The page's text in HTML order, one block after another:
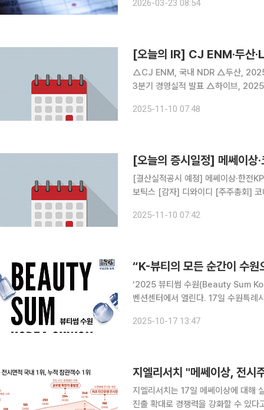
오로스테크놀로지, 링크제니시스, 한
2026-03-23 08:54
[오늘의 IR] CJ ENM·두산
△CJ ENM, 국내 NDR △두산,
3분기 경영실적 발표 △하이브,
△씨앤씨인터내셔널, 2025년 3분기
2025-11-10 07:48
[오늘의 증시일정] 메쎄이상
[결산실적공시 예정] 메쎄이상·한전
보틱스 [감자] 디와이디 [주주총회] 코
2025-11-10 07:42
“K-뷰티의 모든 순간이 수
‘2025 뷰티썸 수원(Beauty Sum
벤션센터에서 열린다. 17일 수원특례시에 따르면 올해 박람회는 ‘모든 순간의 아름다움을 더하다’를
원시가 주최하고 수원시·수원컨벤션센
2025-10-17 13:47
지엘리서치는 17일 메쎄이상에 대해
진출 확대로 경쟁력을 강화할 수 있다고 분석했다. 메쎄이상은 국내 전시